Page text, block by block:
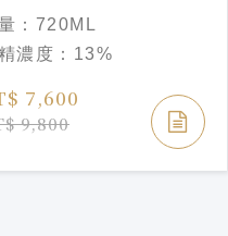
木桶仕入 生
米酒720ml
： 720ML
濃度： 13%
7,600
9,800